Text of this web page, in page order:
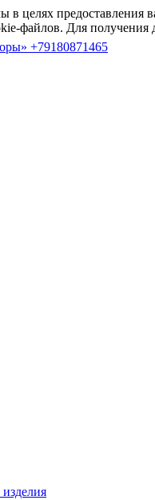
в целях
файлов. Для
+79180871465